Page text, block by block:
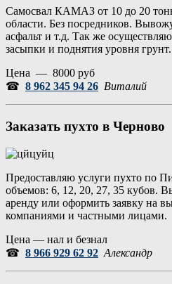
Самосвал КАМАЗ от 10 до 20
области. Без посредников.
асфальт и т.д. Так же
засыпки и поднятия уровня грунт.
Цена — 8000 руб
☎ 8 962 345 94 26 Виталий
Заказать пухто в Черново
Предоставляю услуги пухто по
объемов: 6, 12, 20, 27, 35 кубов.
аренду или оформить заявку на
компаниями и частными лицами.
Цена — нал и безнал
☎ 8 966 929 62 92 Александр